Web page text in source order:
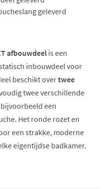
geleverd
afbouwdeel is een
inbouwdeel voor
beschikt overtwee
twee verschillende
een
Het ronde rozet en
een strakke, moderne
eigentijdse badkamer.
de populaire Cobber